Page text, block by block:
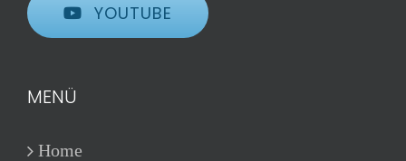
YOUTUBE
MENÜ
Home